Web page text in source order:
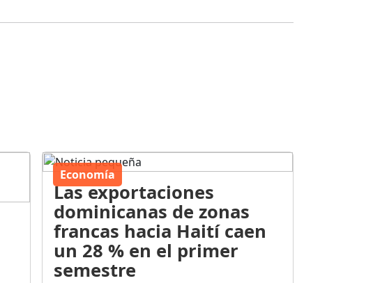
Economía
Las exportaciones
dominicanas de zonas
francas hacia Haití caen
un 28 % en el primer
semestre